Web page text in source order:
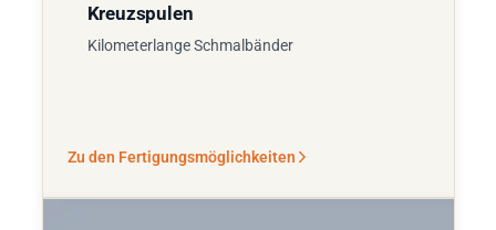
Kreuzspulen
Kilometerlange Schmalbänder
Zu den Fertigungsmöglichkeiten